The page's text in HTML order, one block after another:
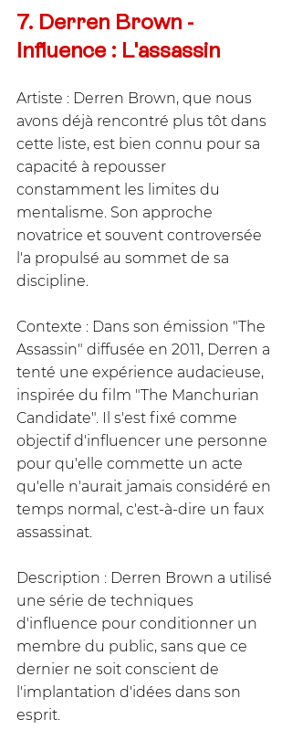
7. Derren Brown -
Influence : L'assassin
Artiste : Derren Brown, que nous
avons déjà rencontré plus tôt dans
cette liste, est bien connu pour sa
capacité à repousser
constamment les limites du
mentalisme. Son approche
novatrice et souvent controversée
l'a propulsé au sommet de sa
discipline.
Contexte : Dans son émission "The
Assassin" diffusée en 2011, Derren a
tenté une expérience audacieuse,
inspirée du film "The Manchurian
Candidate". Il s'est fixé comme
objectif d'influencer une personne
pour qu'elle commette un acte
qu'elle n'aurait jamais considéré en
temps normal, c'est-à-dire un faux
assassinat.
Description : Derren Brown a utilisé
une série de techniques
d'influence pour conditionner un
membre du public, sans que ce
dernier ne soit conscient de
l'implantation d'idées dans son
esprit.